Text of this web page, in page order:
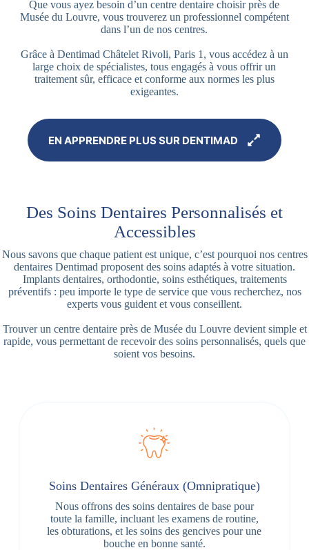
Que vous ayez besoin d’un centre dentaire choisir près de
Musée du Louvre, vous trouverez un professionnel compétent
dans l’un de nos centres.
Grâce à Dentimad Châtelet Rivoli, Paris 1, vous accédez à un
large choix de spécialistes, tous engagés à vous offrir un
traitement sûr, efficace et conforme aux normes les plus
exigeantes.
EN APPRENDRE PLUS SUR DENTIMAD
Des Soins Dentaires Personnalisés et
Accessibles
Nous savons que chaque patient est unique, c’est pourquoi nos centres
dentaires Dentimad proposent des soins adaptés à votre situation.
Implants dentaires, orthodontie, soins esthétiques, traitements
préventifs : peu importe le type de service que vous recherchez, nos
experts vous guident et vous conseillent.
Trouver un centre dentaire près de Musée du Louvre devient simple et
rapide, vous permettant de recevoir des soins personnalisés, quels que
soient vos besoins.
Soins Dentaires Généraux (Omnipratique)
Nous offrons des soins dentaires de base pour
toute la famille, incluant les examens de routine,
les obturations, et les soins des gencives pour une
bouche en bonne santé.